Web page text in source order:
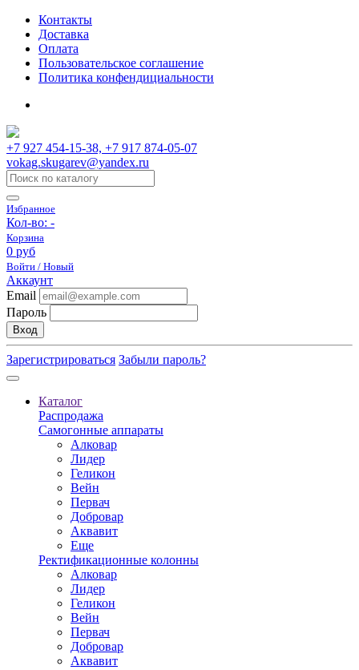
Контакты
Доставка
Оплата
Пользовательское соглашение
Политика конфендициальности
+7 927 454-15-38, +7 917 874-05-07
vokag.skugarev@yandex.ru
Избранное
Кол-во: -
Корзина
0 руб
Войти / Новый
Аккаунт
Email
Пароль
Вход
Зарегистрироваться Забыли пароль?
Каталог
Распродажа
Самогонные аппараты
Алковар
Лидер
Геликон
Вейн
Первач
Добровар
Аквавит
Еще
Ректификационные колонны
Алковар
Лидер
Геликон
Вейн
Первач
Добровар
Аквавит